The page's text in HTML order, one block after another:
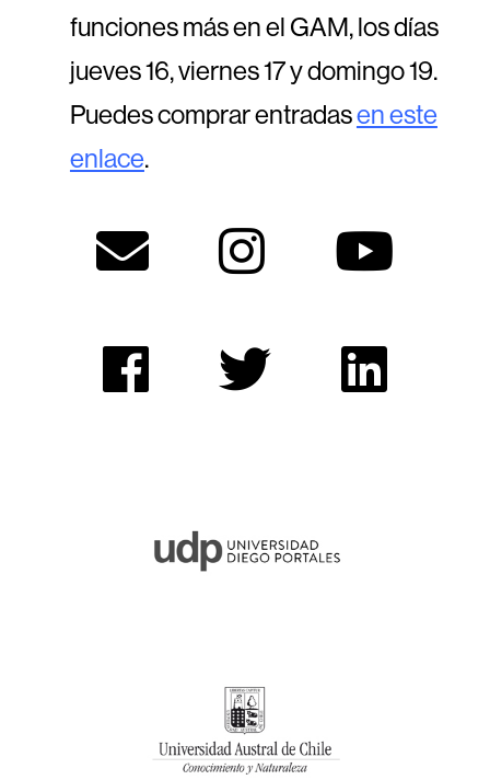
funciones más en el GAM, los días
jueves 16, viernes 17 y domingo 19.
Puedes comprar entradasen este
enlace.